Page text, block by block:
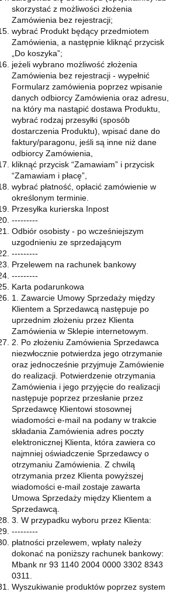
skorzystać z możliwości złożenia
Zamówienia bez rejestracji;
wybrać Produkt będący przedmiotem
Zamówienia, a następnie kliknąć przycisk
„Do koszyka”;
jeżeli wybrano możliwość złożenia
Zamówienia bez rejestracji - wypełnić
Formularz zamówienia poprzez wpisanie
danych odbiorcy Zamówienia oraz adresu,
na który ma nastąpić dostawa Produktu,
wybrać rodzaj przesyłki (sposób
dostarczenia Produktu), wpisać dane do
faktury/paragonu, jeśli są inne niż dane
odbiorcy Zamówienia,
kliknąć przycisk “Zamawiam” i przycisk
“Zamawiam i płacę”,
wybrać płatność, opłacić zamówienie w
określonym terminie.
Przesyłka kurierska Inpost
---------
Odbiór osobisty - po wcześniejszym
uzgodnieniu ze sprzedającym
---------
Przelewem na rachunek bankowy
---------
Karta podarunkowa
1. Zawarcie Umowy Sprzedaży między
Klientem a Sprzedawcą następuje po
uprzednim złożeniu przez Klienta
Zamówienia w Sklepie internetowym.
2. Po złożeniu Zamówienia Sprzedawca
niezwłocznie potwierdza jego otrzymanie
oraz jednocześnie przyjmuje Zamówienie
do realizacji. Potwierdzenie otrzymania
Zamówienia i jego przyjęcie do realizacji
następuje poprzez przesłanie przez
Sprzedawcę Klientowi stosownej
wiadomości e-mail na podany w trakcie
składania Zamówienia adres poczty
elektronicznej Klienta, która zawiera co
najmniej oświadczenie Sprzedawcy o
otrzymaniu Zamówienia. Z chwilą
otrzymania przez Klienta powyższej
wiadomości e-mail zostaje zawarta
Umowa Sprzedaży między Klientem a
Sprzedawcą.
3. W przypadku wyboru przez Klienta:
---------
płatności przelewem, wpłaty należy
dokonać na poniższy rachunek bankowy:
Mbank nr 93 1140 2004 0000 3302 8343
0311
Wyszukiwanie produktów poprzez system